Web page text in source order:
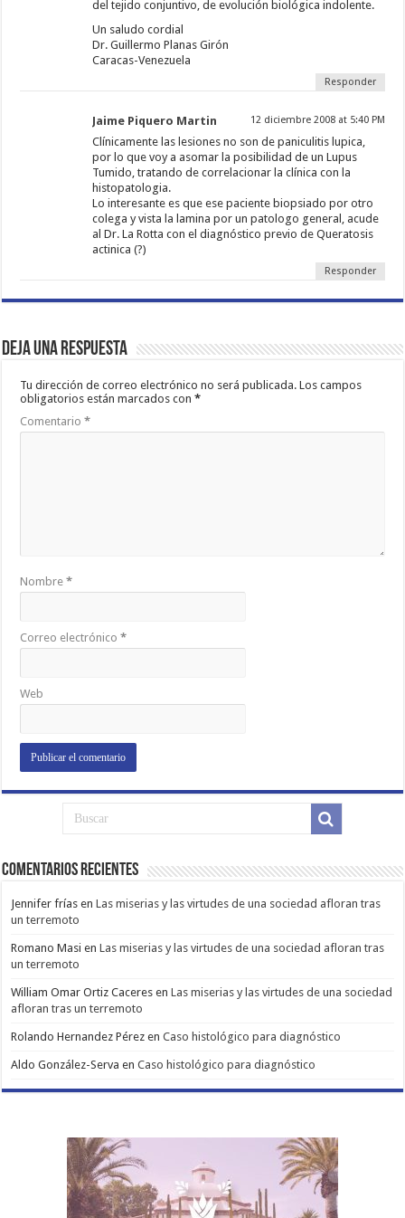
del tejido conjuntivo, de evolución biológica indolente.
Un saludo cordial
Dr. Guillermo Planas Girón
Caracas-Venezuela
Responder
Jaime Piquero Martin 12 diciembre 2008 at 5:40 PM
Clínicamente las lesiones no son de paniculitis lupica,
por lo que voy a asomar la posibilidad de un Lupus
Tumido, tratando de correlacionar la clínica con la
histopatologia.
Lo interesante es que ese paciente biopsiado por otro
colega y vista la lamina por un patologo general, acude
al Dr. La Rotta con el diagnóstico previo de Queratosis
actinica (?)
Responder
Deja una respuesta
Tu dirección de correo electrónico no será publicada. Los campos
obligatorios están marcados con*
Comentario*
Nombre*
Correo electrónico*
Web
Comentarios Recientes
Jennifer frías enLas miserias y las virtudes de una sociedad afloran tras
un terremoto
Romano Masi enLas miserias y las virtudes de una sociedad afloran tras
un terremoto
William Omar Ortiz Caceres enLas miserias y las virtudes de una sociedad
afloran tras un terremoto
Rolando Hernandez Pérez enCaso histológico para diagnóstico
Aldo González-Serva enCaso histológico para diagnóstico